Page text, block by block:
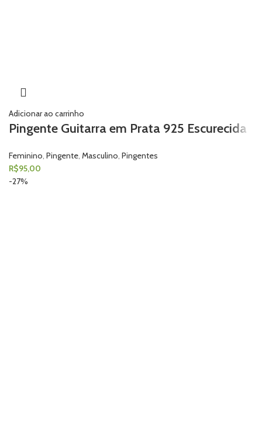
Adicionar ao carrinho
Pingente Guitarra em Prata 925 Escurecida
Feminino, Pingente, Masculino, Pingentes
R$95,00
-27%